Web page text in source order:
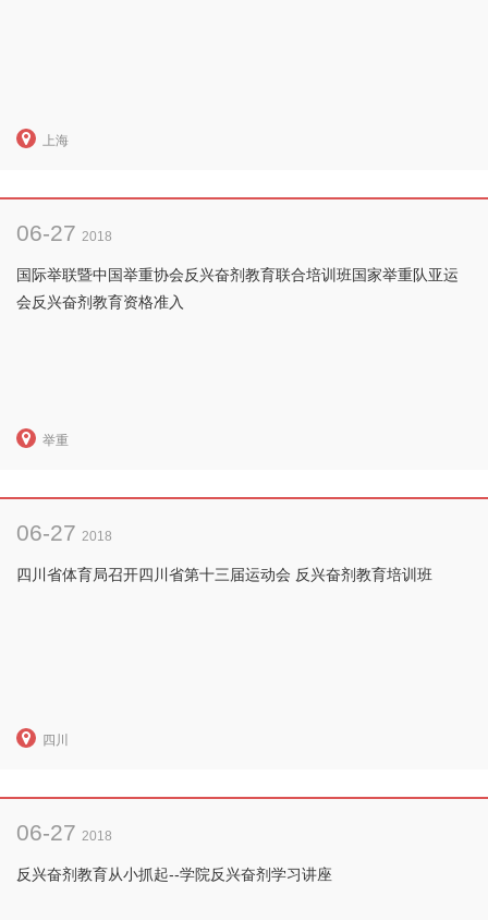
上海
06-27 2018
国际举联暨中国举重协会反兴奋剂教育联合培训班国家举重队亚运
会反兴奋剂教育资格准入
举重
06-27 2018
四川省体育局召开四川省第十三届运动会 反兴奋剂教育培训班
四川
06-27 2018
反兴奋剂教育从小抓起--学院反兴奋剂学习讲座